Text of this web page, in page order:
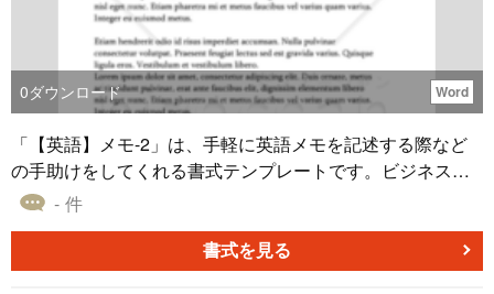
0ダウンロード Word
「【英語】メモ-2」は、手軽に英語メモを記述する際など
の手助けをしてくれる書式テンプレートです。ビジネス関
連のメモから学習ノートまで、幅広いシーンでご利用いた
メモを作成するのに役立ちます。またWord形式ファイルの
ため、文字サイズやカラー等もご自身で自由に編集可能で
- 件
書式を見る